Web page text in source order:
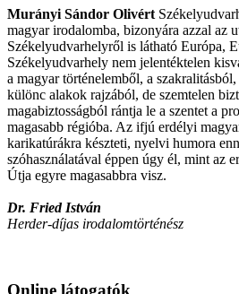
Murányi Sándor Olivért
magyar irodalomba, bizonyára azzal az
Székelyudvarhelyről is látható Európa,
Székelyudvarhely nem jelentéktelen
a magyar történelemből, a
különc alakok rajzából, de szemtelen
magabiztosságból rántja le a szentet a
magasabb régióba. Az ifjú erdélyi
karikatúrákra készteti, nyelvi humora
szóhasználatával éppen úgy él, mint az
Útja egyre magasabbra visz.
Dr. Fried István
Herder-díjas irodalomtörténész